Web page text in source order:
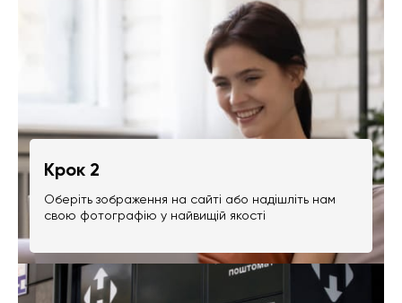
Крок 2
Оберіть зображення на сайті або надішліть нам
свою фотографію у найвищій якості